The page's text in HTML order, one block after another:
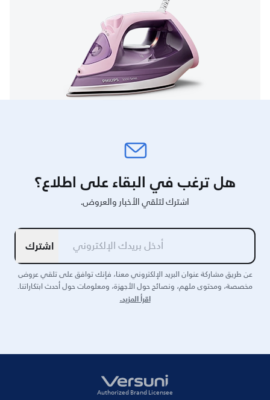
هل ترغب في البقاء على اطلاع؟
اشترك لتلقي الأخبار والعروض.
اشترك
عن طريق مشاركة عنوان البريد الإلكتروني معنا، فإنك توافق على تلقي عروض
مخصصة، ومحتوى ملهم، ونصائح حول الأجهزة، ومعلومات حول أحدث ابتكاراتنا.
اقرأ المزيد.
Authorized Brand Licensee